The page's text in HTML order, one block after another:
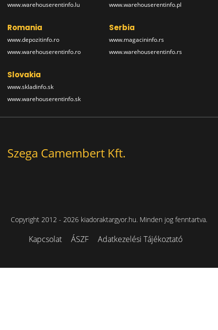
www.warehouserentinfo.lu
www.warehouserentinfo.pl
Romania
www.depozitinfo.ro
www.warehouserentinfo.ro
Serbia
www.magacininfo.rs
www.warehouserentinfo.rs
Slovakia
www.skladinfo.sk
www.warehouserentinfo.sk
Szega Camembert Kft.
Copyright 2012 - 2026 kiadoraktargyor.hu. Minden jog fenntartva.
Kapcsolat ÁSZF Adatkezelési Tájékoztató